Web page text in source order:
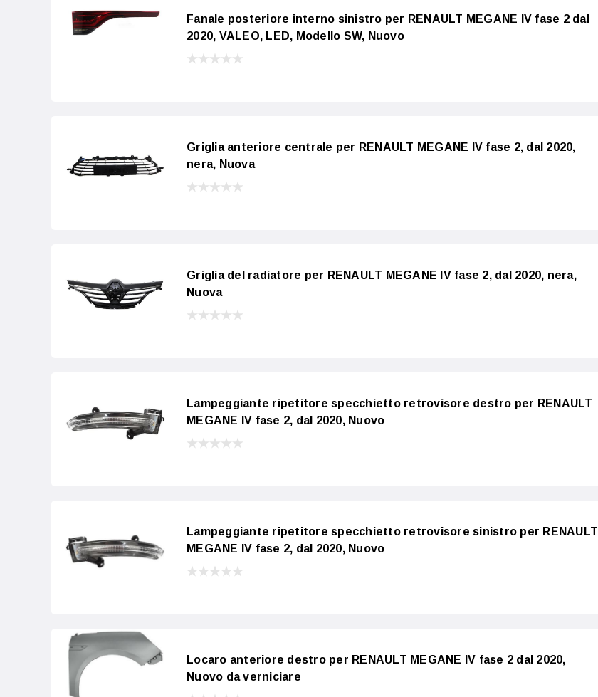
Fanale posteriore interno sinistro per RENAULT MEGANE IV fase 2 dal
2020, VALEO, LED, Modello SW, Nuovo
Griglia anteriore centrale per RENAULT MEGANE IV fase 2, dal 2020,
nera, Nuova
Griglia del radiatore per RENAULT MEGANE IV fase 2, dal 2020, nera,
Nuova
Lampeggiante ripetitore specchietto retrovisore destro per RENAULT
MEGANE IV fase 2, dal 2020, Nuovo
Lampeggiante ripetitore specchietto retrovisore sinistro per RENAULT
MEGANE IV fase 2, dal 2020, Nuovo
Locaro anteriore destro per RENAULT MEGANE IV fase 2 dal 2020,
Nuovo da verniciare